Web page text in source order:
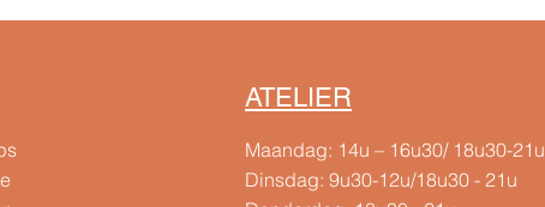
ATELIER
Maandag: 14u – 16u30/ 18u30-21u
Dinsdag: 9u30-12u/18u30 - 21u